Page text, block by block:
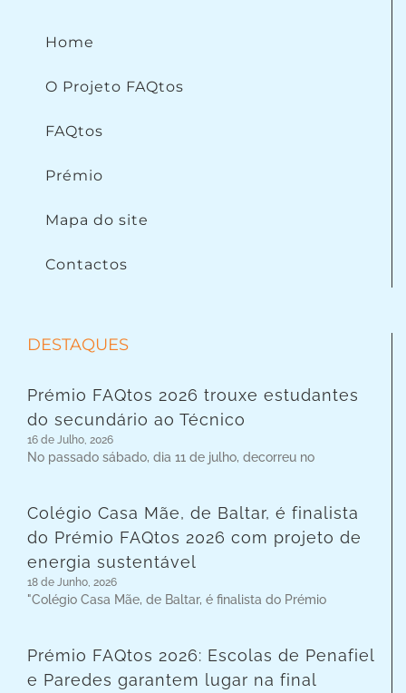
Home
O Projeto FAQtos
FAQtos
Prémio
Mapa do site
Contactos
DESTAQUES
Prémio FAQtos 2026 trouxe estudantes
do secundário ao Técnico
16 de Julho, 2026
No passado sábado, dia 11 de julho, decorreu no
Colégio Casa Mãe, de Baltar, é finalista
do Prémio FAQtos 2026 com projeto de
energia sustentável
18 de Junho, 2026
"Colégio Casa Mãe, de Baltar, é finalista do Prémio
Prémio FAQtos 2026: Escolas de Penafiel
e Paredes garantem lugar na final